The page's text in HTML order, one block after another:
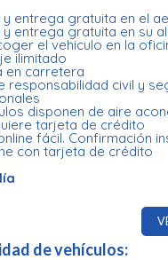
entrega gratuita en el
entrega gratuita en su
el vehiculo en la
ilimitado
en carretera
responsabilidad civil y
disponen de aire
tarjeta de crédito
fácil. Confirmación
con tarjeta de crédito
de vehículos: